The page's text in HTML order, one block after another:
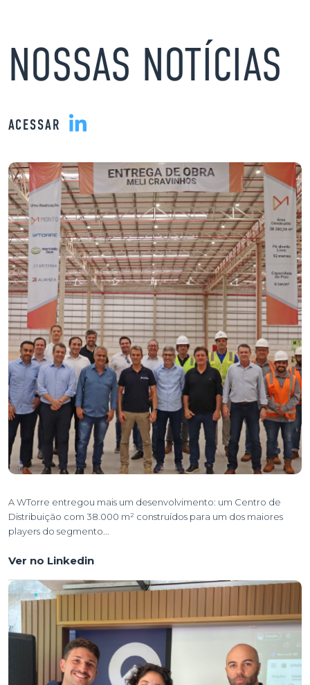
NOSSAS NOTÍCIAS
ACESSAR
A WTorre entregou mais um desenvolvimento: um Centro de
Distribuição com 38.000 m² construídos para um dos maiores
players do segmento...
Ver no Linkedin